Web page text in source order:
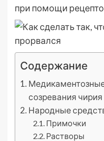
при помощи
Содержание
созревания чирия
Народные
Примочки
Растворы